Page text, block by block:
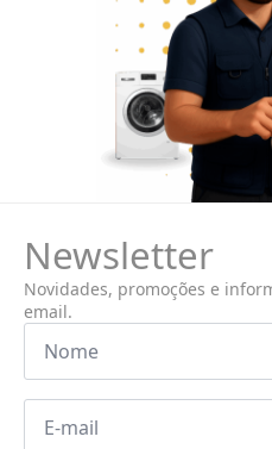
Newsletter
Novidades, promoções e
email.
Nome
Email